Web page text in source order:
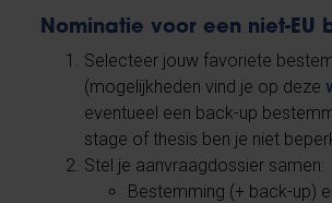
Nominatie voor een niet-EU
Selecteer jouw favoriete
(mogelijkheden vind je op deze
eventueel een back-up
stage of thesis ben je niet
Stel je aanvraagdossier samen:
Bestemming (+ back-up)